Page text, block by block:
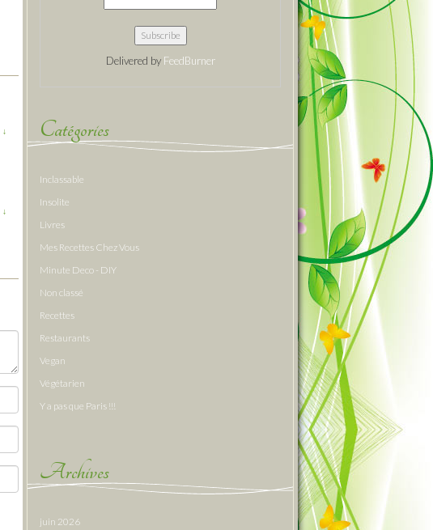
↓
↓
Delivered by FeedBurner
Catégories
Inclassable
Insolite
Livres
Mes Recettes Chez Vous
Minute Deco - DIY
Non classé
Recettes
Restaurants
Vegan
Végétarien
Y a pas que Paris !!!
Archives
juin 2026